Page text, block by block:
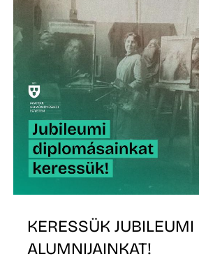
KERESSÜK
ALUMNIJAINKAT!